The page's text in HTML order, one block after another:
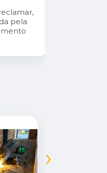
pela
›